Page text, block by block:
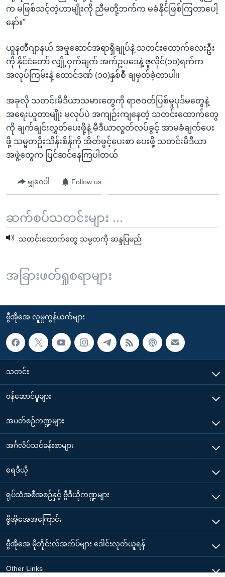
က မဖြစ်သင့်တဲ့ဟာမျိုးကို ညီမတို့ဘက်က မခံနိုင်ဖြစ်ကြတာပေါ့
နော်။"
ယူနတီဂျာနယ် အမှုဆောင်အရာရှိချုပ်နဲ့ သတင်းထောက်လေးဦး
ကို နိုင်ငံတော် လျှို့ဝှက်ချက် အက်ဥပဒေနဲ့ ဇူလိုင်(၁၀)ရက်က
အလုပ်ကြမ်းနဲ့ ထောင်ဒဏ် (၁၀)နှစ်စီ ချမှတ်ခဲ့တာပါ။
အခုလို သတင်းမီဒီယာသမားတွေကို ရာဇဝတ်ပြစ်မှုပုဒ်မတွေနဲ့
အရေးယူတာမျိုး မလုပ်ပဲ အကျဉ်းကျနေတဲ့ သတင်းထောက်တွေ
ကို ချက်ချင်းလွှတ်ပေးဖို့နဲ့ မီဒီယာလွတ်လပ်ခွင့် အာမခံချက်ပေး
ဖို့ သမ္မတဦးသိန်းစိန်ကို အိတ်ဖွင့်ပေးစာ ပေးဖို့ သတင်းမီဒီယာ
အဖွဲ့တွေက ပြင်ဆင်နေကြပါတယ်
မျှဝေပါ Follow us
ဆက်စပ်သတင်းများ ...
သတင်းထောက်တွေ သမ္မတကို ဆန္ဒပြမည်
အခြားဖတ်ရှုစရာများ
ဗွီအိုအေ လူမှုကွန်ယက်များ
သတင်း
၀န်ဆောင်မှုများ
အပတ်စဉ်ကဏ္ဍများ
အင်္ဂလိပ်သင်ခန်းစာများ
ရေဒီယို
ရုပ်သံအစီအစဉ်နှင့် ဗွီဒီယိုကဏ္ဍများ
ဗွီအိုအေအကြောင်း
ဗွီအိုအေ မိုဘိုင်းလ်အက်ပ်များ ဒေါင်းလုတ်ယူရန်
Other Links